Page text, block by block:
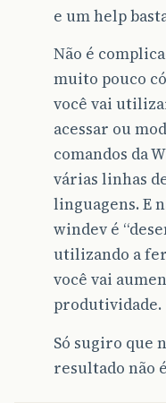
e um help
Não é
muito pouco
você vai
acessar ou
comandos da
várias linhas
linguagens. E
windev é
utilizando a
você vai
produtividade.
Só sugiro que
resultado não